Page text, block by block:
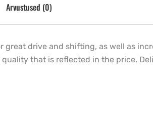
Arvustused (0)
great drive and shifting, as well as
that is reflected in the price.